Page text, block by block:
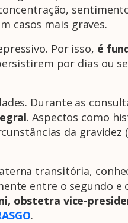
casos mais graves.
Por isso, é
por dias ou
Durante as
. Aspectos como
da gravidez
transitória,
entre o segundo e
obstetra vice-
.